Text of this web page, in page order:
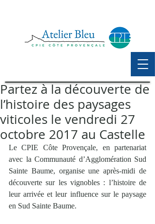
Partez à la découverte de
l’histoire des paysages
viticoles le vendredi 27
octobre 2017 au Castelle
Le CPIE Côte Provençale, en partenariat
avec la Communauté d’Agglomération Sud
Sainte Baume, organise une après-midi de
découverte sur les vignobles : l’histoire de
leur arrivée et leur influence sur le paysage
en Sud Sainte Baume.